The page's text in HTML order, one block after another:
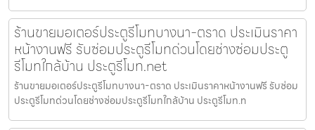
ร้านขายมอเตอร์ประตูรีโมทบางนา-ตราด ประเมินราคา
หน้างานฟรี รับซ่อมประตูรีโมทด่วนโดยช่างซ่อมประตู
รีโมทใกล้บ้าน ประตูรีโมท.net
ร้านขายมอเตอร์ประตูรีโมทบางนา-ตราด ประเมินราคาหน้างานฟรี รับซ่อม
ประตูรีโมทด่วนโดยช่างซ่อมประตูรีโมทใกล้บ้าน ประตูรีโมท.n